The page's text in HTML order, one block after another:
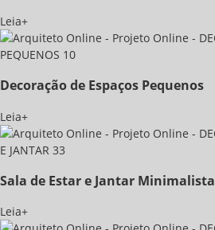
Leia+
Decoração de Espaços Pequenos
Leia+
Sala de Estar e Jantar Minimalista
Leia+